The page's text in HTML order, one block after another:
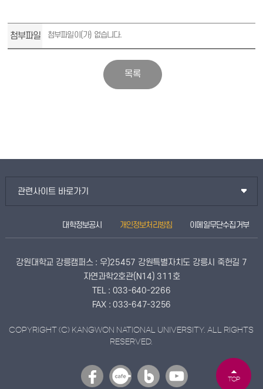
첨부파일 첨부파일이(가) 없습니다.
관련사이트 바로가기
대학정보공시 개인정보처리방침 이메일무단수집거부
강원대학교 강릉캠퍼스 : 우)25457 강원특별자치도 강릉시 죽헌길 7
자연과학2호관(N14) 311호
TEL : 033-640-2266
FAX : 033-647-3256
COPYRIGHT (C) KANGWON NATIONAL UNIVERSITY. ALL RIGHTS
RESERVED.
TOP